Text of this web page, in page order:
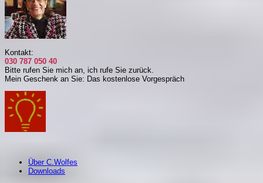
Kontakt:
030 787 050 40
Bitte rufen Sie mich an, ich rufe Sie zurück.
Mein Geschenk an Sie: Das kostenlose Vorgespräch
Über C.Wolfes
Downloads